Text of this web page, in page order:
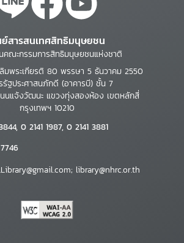
สารสนเทศสิทธิมนุษยชน
คณะกรรมการสิทธิมนุษยชนแห่งชาติ
มพระเกียรติ 80 พรรษา 5 ธันวาคม 2550
รัฐประศาสนภักดี (อาคารบี) ชั้น 7
นแจ้งวัฒนะ แขวงทุ่งสองห้อง เขตหลักสี่
กรุงเทพฯ 10210
0 2141 1987, 0 2141 3881
library@nhrc.or.th